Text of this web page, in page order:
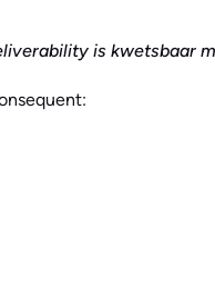
is kwetsbaar